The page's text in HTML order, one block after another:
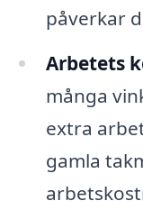
påverkar
Arbetets
många
extra
gamla